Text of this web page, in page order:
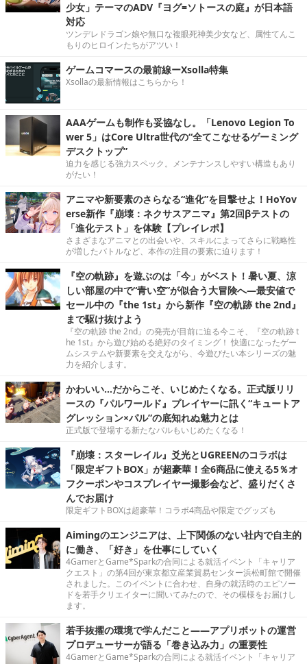
少女」テーマのADV『ヨグ=ソトースの庭』が日本語
対応
ツンデレドラゴン娘や無口な複眼死神美少女など、属性てんこ
もりのヒロインたちがアツい！
ゲームコマースの最前線ーXsolla特集
Xsollaの最新情報はこちらから！
AAAゲームも制作も妥協なし。「Lenovo Legion To
wer 5」はCore Ultra世代の“全てこなせるゲーミング
デスクトップ”
迫力を感じる強力スペック。メンテナンスしやすい構造もあり
がたい！
アニマや新要素のさらなる“進化”を目撃せよ！HoYov
erse新作『崩壊：ネクサスアニマ』第2回βテストの
「進化テスト」を体験【プレイレポ】
さまざまなアニマとの出会いや、スキルによってさらに戦略性
が増したバトルなど、本作の注目の要素に迫ります！
『空の軌跡』を遊ぶのは「今」がベスト！暑い夏、涼
しい部屋の中で“青い空”が似合う大冒険へ―最安値で
セール中の『the 1st』から新作『空の軌跡 the 2nd』
まで駆け抜けよう
『空の軌跡 the 2nd』の発売が目前に迫る今こそ、『空の軌跡 t
he 1st』から遊び始める絶好のタイミング！ 快適になったゲー
ムシステムや新要素を交えながら、今遊びたい本シリーズの魅
力を紹介します。
かわいい…だからこそ、いじめたくなる。正式版リリ
ースの『パルワールド』プレイヤーに訊く“キュートア
グレッション×パル”の底知れぬ魅力とは
正式版で登場する新たなパルもいじめたくなる！
『崩壊：スターレイル』爻光とUGREENのコラボは
「限定ギフトBOX」が超豪華！全6商品に使える5％オ
フクーポンやコスプレイヤー撮影会など、盛りだくさ
んでお届け
限定ギフトBOXは超豪華！コラボ4商品や限定でグッズも
Aimingのエンジニアは、上下関係のない社内で自主的
に働き、「好き」を仕事にしていく
4GamerとGame*Sparkの合同による就活イベント「キャリア
クエスト」の第4回が東京都立産業貿易センター浜松町館で開催
されました。このイベントに合わせ、自身の就活時のエピソー
ドを若手クリエイターに聞いてみたので、その模様をお届けし
ます。
若手抜擢の環境で学んだこと――アプリボットの運営
プロデューサーが語る「巻き込み力」の重要性
4GamerとGame*Sparkの合同による就活イベント「キャリア